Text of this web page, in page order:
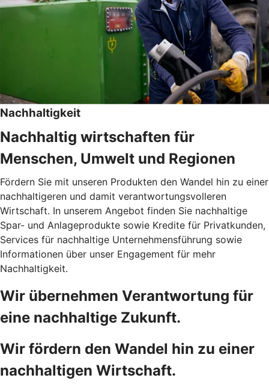
Nachhaltigkeit
Nachhaltig wirtschaften für
Menschen, Umwelt und Regionen
Fördern Sie mit unseren Produkten den Wandel hin zu einer
nachhaltigeren und damit verantwortungsvolleren
Wirtschaft. In unserem Angebot finden Sie nachhaltige
Spar- und Anlageprodukte sowie Kredite für Privatkunden,
Services für nachhaltige Unternehmensführung sowie
Informationen über unser Engagement für mehr
Nachhaltigkeit.
Wir übernehmen Verantwortung für
eine nachhaltige Zukunft.
Wir fördern den Wandel hin zu einer
nachhaltigen Wirtschaft.